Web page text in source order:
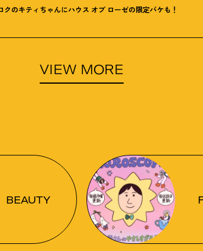
クのキティちゃんにハウス オブ ローゼの限定パケも ！
VIEW MORE
BEAUTY